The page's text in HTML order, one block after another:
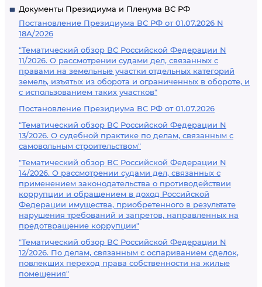
Документы Президиума и Пленума ВС РФ
Постановление Президиума ВС РФ от 01.07.2026 N
18А/2026
"Тематический обзор ВС Российской Федерации N
11/2026. О рассмотрении судами дел, связанных с
правами на земельные участки отдельных категорий
земель, изъятых из оборота и ограниченных в обороте, и
с использованием таких участков"
Постановление Президиума ВС РФ от 01.07.2026
"Тематический обзор ВС Российской Федерации N
13/2026. О судебной практике по делам, связанным с
самовольным строительством"
"Тематический обзор ВС Российской Федерации N
14/2026. О рассмотрении судами дел, связанных с
применением законодательства о противодействии
коррупции и обращением в доход Российской
Федерации имущества, приобретенного в результате
нарушения требований и запретов, направленных на
предотвращение коррупции"
"Тематический обзор ВС Российской Федерации N
12/2026. По делам, связанным с оспариванием сделок,
повлекших переход права собственности на жилые
помещения"